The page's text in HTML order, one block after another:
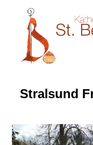
Stralsund